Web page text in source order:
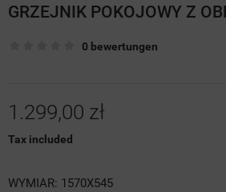
GRZEJNIK POKOJOWY Z
0 bewertungen
1.299,00 zł
Tax included
WYMIAR: 1570X545